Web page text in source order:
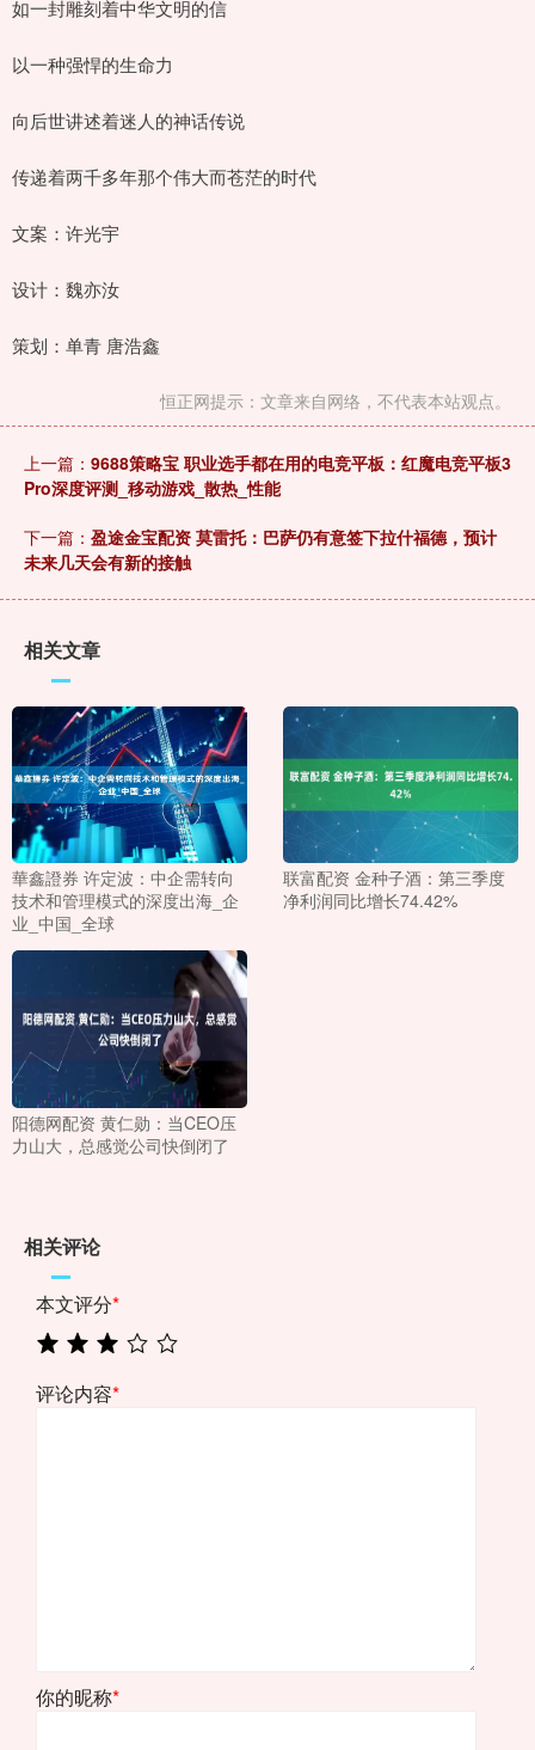
如一封雕刻着中华文明的信
以一种强悍的生命力
向后世讲述着迷人的神话传说
传递着两千多年那个伟大而苍茫的时代
文案：许光宇
设计：魏亦汝
策划：单青 唐浩鑫
恒正网提示：文章来自网络，不代表本站观点。
上一篇： 9688策略宝 职业选手都在用的电竞平板：红魔电竞平板3
Pro深度评测_移动游戏_散热_性能
下一篇： 盈途金宝配资 莫雷托：巴萨仍有意签下拉什福德，预计
未来几天会有新的接触
相关文章
華鑫證券 许定波：中企需转向
技术和管理模式的深度出海_企
业_中国_全球
联富配资 金种子酒：第三季度
净利润同比增长74.42%
阳德网配资 黄仁勋：当CEO压
力山大，总感觉公司快倒闭了
相关评论
本文评分*
评论内容*
你的昵称*